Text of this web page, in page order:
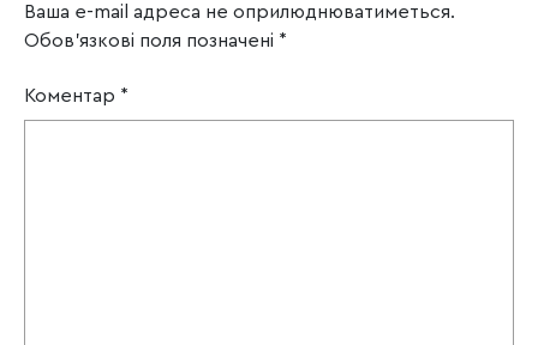
Ваша e-mail адреса не оприлюднюватиметься.
Обов’язкові поля позначені *
Коментар *